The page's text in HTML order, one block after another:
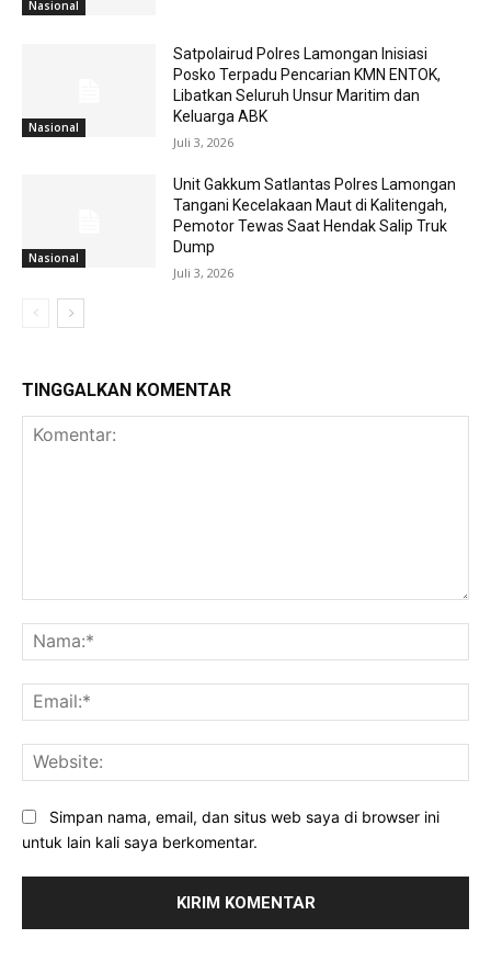
Nasional
Nasional
Satpolairud Polres Lamongan Inisiasi
Posko Terpadu Pencarian KMN ENTOK,
Libatkan Seluruh Unsur Maritim dan
Keluarga ABK
Juli 3, 2026
Nasional
Unit Gakkum Satlantas Polres Lamongan
Tangani Kecelakaan Maut di Kalitengah,
Pemotor Tewas Saat Hendak Salip Truk
Dump
Juli 3, 2026
TINGGALKAN KOMENTAR
Simpan nama, email, dan situs web saya di browser ini
untuk lain kali saya berkomentar.